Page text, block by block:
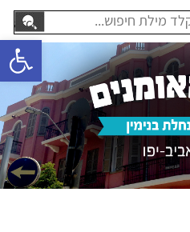
פתח